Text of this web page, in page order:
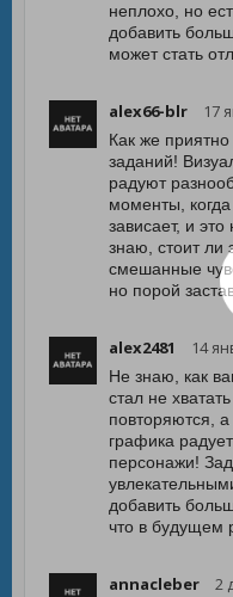
неплохо, но
добавить
может стать
alex66-blr 17
Как же
заданий!
радуют
моменты,
зависает, и
знаю, стоит ли
смешанные
но порой
alex2481 14
Не знаю, как
стал не
повторяются,
графика
персонажи!
добавить
что в будущем
annacleber 2